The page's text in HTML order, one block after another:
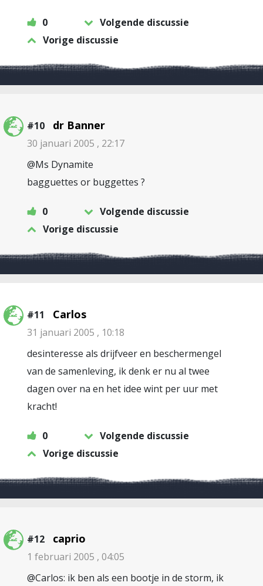
0
Volgende discussie
Vorige discussie
#10 dr Banner
30 januari 2005 , 22:17
@Ms Dynamite
bagguettes or buggettes ?
0
Volgende discussie
Vorige discussie
#11 Carlos
31 januari 2005 , 10:18
desinteresse als drijfveer en beschermengel
van de samenleving, ik denk er nu al twee
dagen over na en het idee wint per uur met
kracht!
0
Volgende discussie
Vorige discussie
#12 caprio
1 februari 2005 , 04:05
@Carlos: ik ben als een bootje in de storm, ik